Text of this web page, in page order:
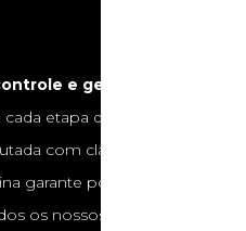
e gestão de
etapa da obra seja
com clareza e
garante pontualidade,
os nossos projetos.